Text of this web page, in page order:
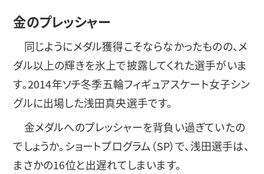
金のプレッシャー
同じようにメダル獲得こそならなかったものの、メ
ダル以上の輝きを氷上で披露してくれた選手がいま
す。2014年ソチ冬季五輪フィギュアスケート女子シン
グルに出場した浅田真央選手です。
金メダルへのプレッシャーを背負い過ぎていたの
でしょうか。ショートプログラム（SP）で、浅田選手は、
まさかの16位と出遅れてしまいます。